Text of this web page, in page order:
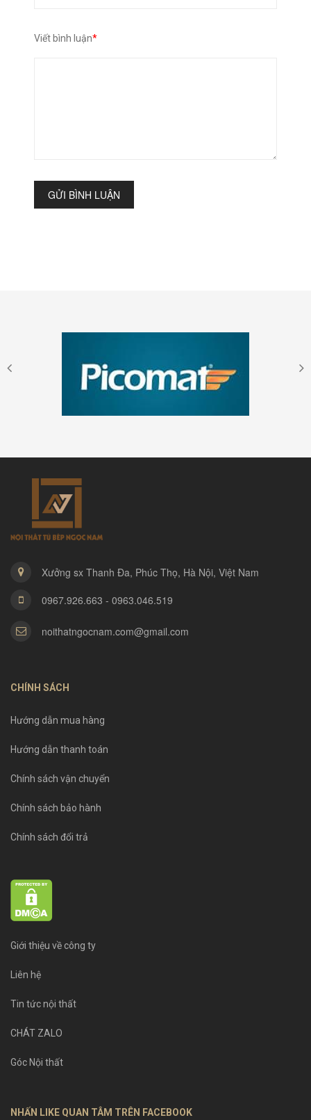
Viết bình luận*
GỬI BÌNH LUẬN
Xưởng sx Thanh Đa, Phúc Thọ, Hà Nội, Việt Nam
0967.926.663 - 0963.046.519
noithatngocnam.com@gmail.com
CHÍNH SÁCH
Hướng dẫn mua hàng
Hướng dẫn thanh toán
Chính sách vận chuyển
Chính sách bảo hành
Chính sách đổi trả
Giới thiệu về công ty
Liên hệ
Tin tức nội thất
CHÁT ZALO
Góc Nội thất
NHẤN LIKE QUAN TÂM TRÊN FACEBOOK